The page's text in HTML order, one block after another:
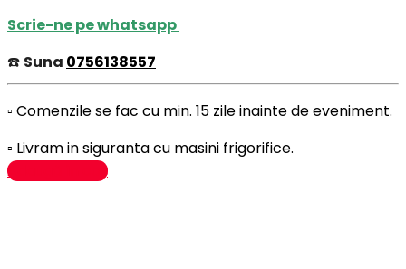
Scrie-ne pe whatsapp
☎️ Suna 0756138557
▫️ Comenzile se fac cu min. 15 zile inainte de eveniment.
▫️ Livram in siguranta cu masini frigorifice.
Adaugă în coș